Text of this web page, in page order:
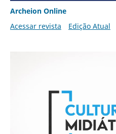
Archeion Online
Acessar revista
Edição Atual